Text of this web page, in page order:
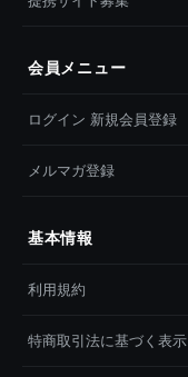
会員メニュー
ログイン 新規会員登録
メルマガ登録
基本情報
利用規約
特商取引法に基づく表示